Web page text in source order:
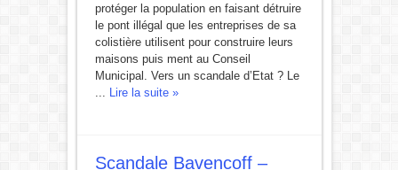
protéger la population en faisant détruire
le pont illégal que les entreprises de sa
colistière utilisent pour construire leurs
maisons puis ment au Conseil
Municipal. Vers un scandale d’Etat ? Le
... Lire la suite »
Scandale Bavencoff –